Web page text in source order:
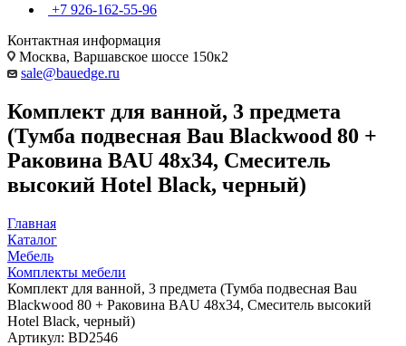
+7 926-162-55-96
Контактная информация
Москва, Варшавское шоссе 150к2
sale@bauedge.ru
Комплект для ванной, 3 предмета
(Тумба подвесная Bau Blackwood 80 +
Раковина BAU 48х34, Смеситель
высокий Hotel Black, черный)
Главная
Каталог
Мебель
Комплекты мебели
Комплект для ванной, 3 предмета (Тумба подвесная Bau
Blackwood 80 + Раковина BAU 48х34, Смеситель высокий
Hotel Black, черный)
Артикул: BD2546